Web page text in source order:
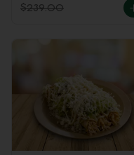
$239.00